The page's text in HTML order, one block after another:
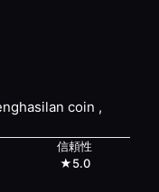
coin ,
信頼性
★5.0